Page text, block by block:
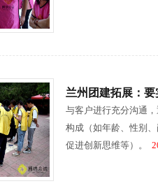
兰州团建拓展：
与客户进行充分沟通
构成（如年龄、性别
促进创新思维等）。